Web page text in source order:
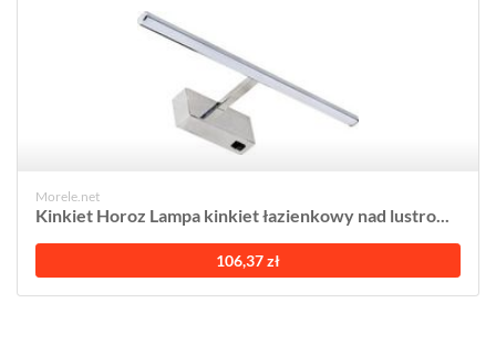
Morele.net
Kinkiet Horoz Lampa kinkiet łazienkowy nad lustro...
106,37 zł